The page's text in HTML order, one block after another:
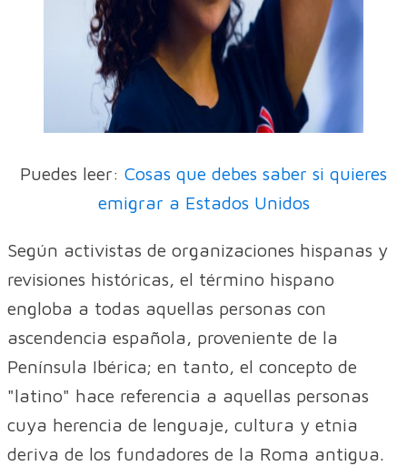
Puedes leer: Cosas que debes saber si quieres
emigrar a Estados Unidos
Según activistas de organizaciones hispanas y
revisiones históricas, el término hispano
engloba a todas aquellas personas con
ascendencia española, proveniente de la
Península Ibérica; en tanto, el concepto de
"latino" hace referencia a aquellas personas
cuya herencia de lenguaje, cultura y etnia
deriva de los fundadores de la Roma antigua.